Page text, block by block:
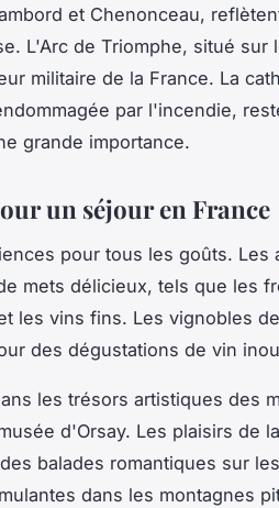
et Chenonceau,
L'Arc de Triomphe, situé sur
militaire de la France. La
par l'incendie,
grande importance.
un séjour en France
pour tous les goûts. Les
mets délicieux, tels que les
les vins fins. Les vignobles de
des dégustations de vin
les trésors artistiques des
d'Orsay. Les plaisirs de
balades romantiques sur
dans les montagnes